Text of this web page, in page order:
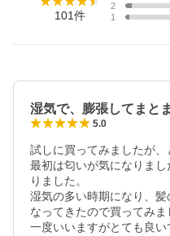
101件
2
1
湿気で、膨張してまと
5.0
試しに買ってみましたが、
最初は匂いが気になりま
りました。
湿気の多い時期になり、
なってきたので買ってみ
一度いいますがとても良い